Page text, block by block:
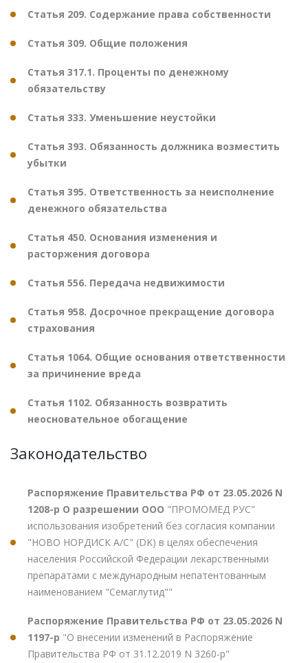
Статья 209. Содержание права собственности
Статья 309. Общие положения
Статья 317.1. Проценты по денежному
обязательству
Статья 333. Уменьшение неустойки
Статья 393. Обязанность должника возместить
убытки
Статья 395. Ответственность за неисполнение
денежного обязательства
Статья 450. Основания изменения и
расторжения договора
Статья 556. Передача недвижимости
Статья 958. Досрочное прекращение договора
страхования
Статья 1064. Общие основания ответственности
за причинение вреда
Статья 1102. Обязанность возвратить
неосновательное обогащение
Законодательство
Распоряжение Правительства РФ от 23.05.2026 N
1208-р О разрешении ООО "ПРОМОМЕД РУС"
использования изобретений без согласия компании
"НОВО НОРДИСК А/С" (DK) в целях обеспечения
населения Российской Федерации лекарственными
препаратами с международным непатентованным
наименованием "Семаглутид""
Распоряжение Правительства РФ от 23.05.2026 N
1197-р "О внесении изменений в Распоряжение
Правительства РФ от 31.12.2019 N 3260-р"